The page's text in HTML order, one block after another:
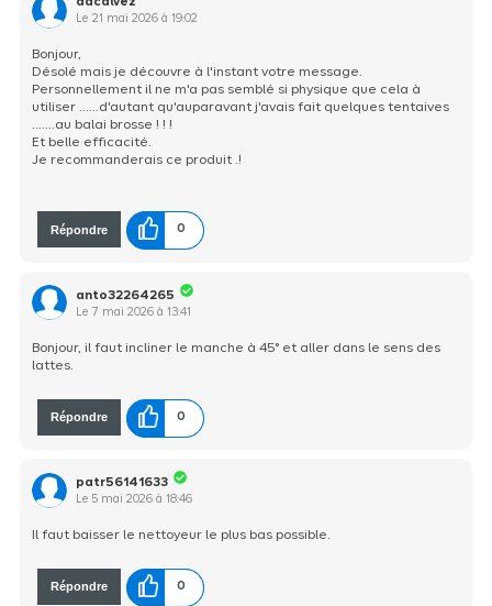
ddcalvez
Le21 mai 2026 à19:02
Bonjour,
Désolé mais je découvre à l'instant votre message.
Personnellement il ne m'a pas semblé si physique que cela à
utiliser ......d'autant qu'auparavant j'avais fait quelques tentaives
.......au balai brosse ! ! !
Et belle efficacité.
Je recommanderais ce produit .!
Répondre 0
anto32264265
Le 7 mai 2026 à13:41
Bonjour, il faut incliner le manche à 45° et aller dans le sens des
lattes.
Répondre 0
patr56141633
Le5 mai 2026 à18:46
Il faut baisser le nettoyeur le plus bas possible.
Répondre 0